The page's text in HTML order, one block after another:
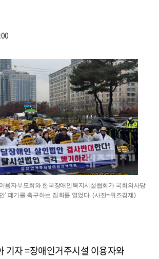
용자부모회와 한국장애인복지시설협회가 국회의사당
’ 폐기를 촉구하는 집회를 열었다. (사진=위즈경제)
기자 =장애인거주시설 이용자와